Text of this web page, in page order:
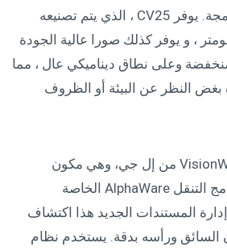
أجهزة الاستشعار المدمجة. يوفر CV25 ، الذي يتم تصنيعه
عملية 10 نانومتر ، و يوفر كذلك صورا عالية الجودة
وعلى نطاق ديناميكي عال ، مما
النظر عن البيئة أو الظروف
واستنادا إلى تقنية VisionWare من إل جي، وهي مكون
رئيسي في محفظة برامج التنقل AlphaWare الخاصة
المستندات الجديد هذا اكتشاف
السائق ورأسه بدقة. يستخدم نظام